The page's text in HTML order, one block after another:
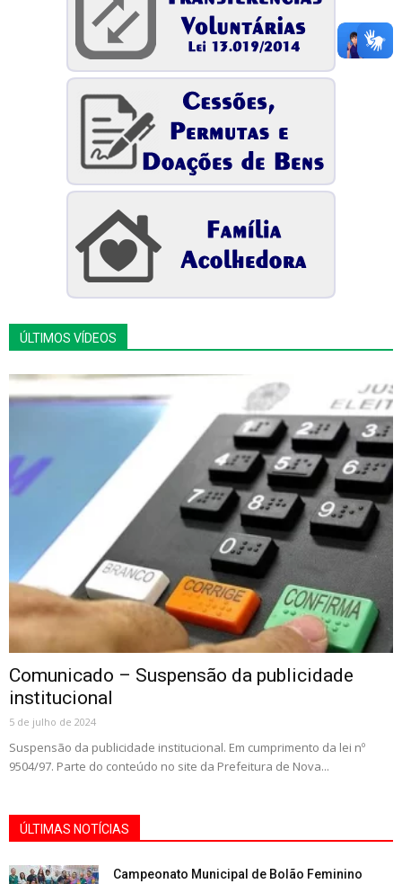
ÚLTIMOS VÍDEOS
Comunicado – Suspensão da publicidade
institucional
5 de julho de 2024
Suspensão da publicidade institucional. Em cumprimento da lei nº
9504/97. Parte do conteúdo no site da Prefeitura de Nova...
ÚLTIMAS NOTÍCIAS
Campeonato Municipal de Bolão Feminino